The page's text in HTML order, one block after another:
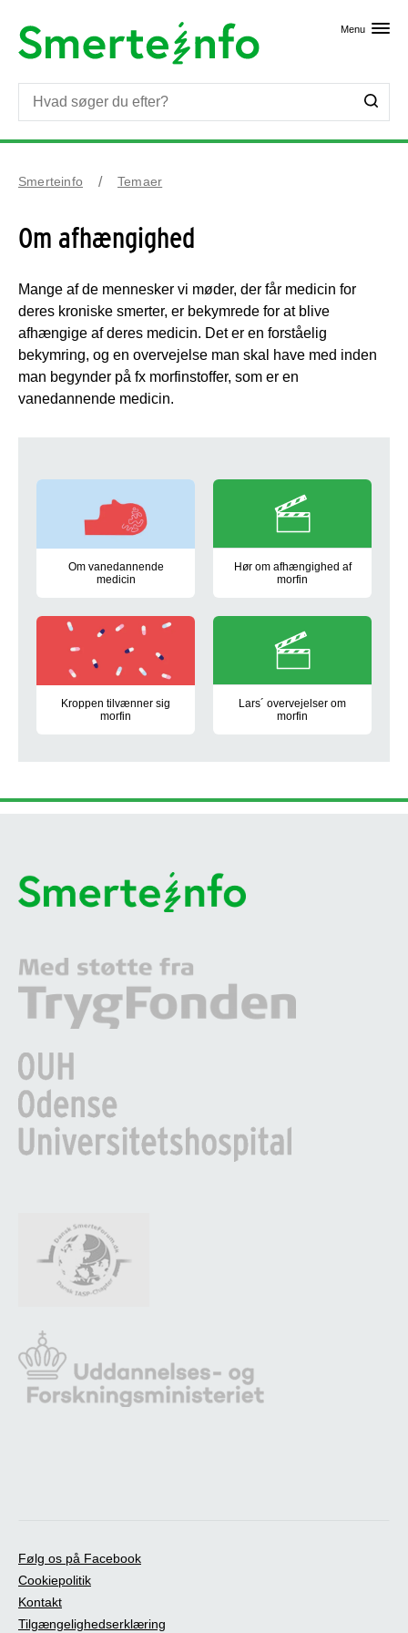
Menu
Smerteinfo Temaer
Om afhængighed
Mange af de mennesker vi møder, der får medicin for
deres kroniske smerter, er bekymrede for at blive
afhængige af deres medicin. Det er en forståelig
bekymring, og en overvejelse man skal have med inden
man begynder på fx morfinstoffer, som er en
vanedannende medicin.
Det er en forståelig bekymring, og
Om vanedannende
medicin
Hør om afhængighed af
morfin
Kroppen tilvænner sig
morfin
Lars´ overvejelser om
morfin
Følg os på Facebook
Cookiepolitik
Kontakt
Tilgængelighedserklæring